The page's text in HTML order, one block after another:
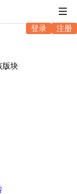
登录 注册
版块